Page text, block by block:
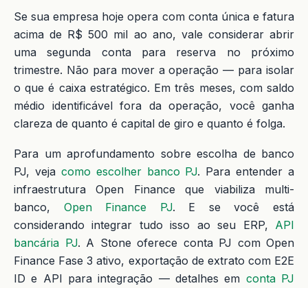
Se sua empresa hoje opera com conta única e fatura
acima de R$ 500 mil ao ano, vale considerar abrir
uma segunda conta para reserva no próximo
trimestre. Não para mover a operação — para isolar
o que é caixa estratégico. Em três meses, com saldo
médio identificável fora da operação, você ganha
clareza de quanto é capital de giro e quanto é folga.
Para um aprofundamento sobre escolha de banco
PJ, veja como escolher banco PJ. Para entender a
infraestrutura Open Finance que viabiliza multi-
banco, Open Finance PJ. E se você está
considerando integrar tudo isso ao seu ERP, API
bancária PJ. A Stone oferece conta PJ com Open
Finance Fase 3 ativo, exportação de extrato com E2E
ID e API para integração — detalhes em conta PJ